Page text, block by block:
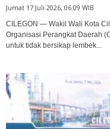
Jumat 17 Juli 2026, 06:09 WIB
CILEGON — Wakil Wali Kota
Organisasi Perangkat Daerah
untuk tidak bersikap lembek...